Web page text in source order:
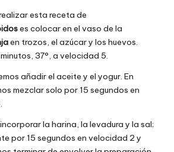
esta receta de
es colocar en el vaso de la
en trozos, el azúcar y los huevos.
37°, a velocidad 5.
añadir el aceite y el yogur. En
mezclar solo por 15 segundos en
la harina, la levadura y la sal;
por 15 segundos en velocidad 2 y